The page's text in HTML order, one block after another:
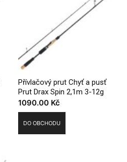
Přívlačový prut Chyť a pusť
Prut Drax Spin 2,1m 3-12g
1090.00 Kč
DO OBCHODU